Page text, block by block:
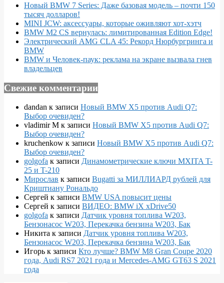
Новый BMW 7 Series: Даже базовая модель – почти 150
тысяч долларов!
MINI JCW: аксессуары, которые оживляют хот-хэтч
BMW M2 CS вернулась: лимитированная Edition Edge!
Электрический AMG CLA 45: Рекорд Нюрбургринга и
BMW
BMW и Человек-паук: реклама на экране вызвала гнев
владельцев
Свежие комментарии
dandan к записи Новый BMW X5 против Audi Q7:
Выбор очевиден?
vladimir M к записи Новый BMW X5 против Audi Q7:
Выбор очевиден?
kruchenkow к записи Новый BMW X5 против Audi Q7:
Выбор очевиден?
golgofa к записи Динамометрические ключи MXITA T-
25 и T-210
Мирослав к записи Bugatti за МИЛЛИАРД рублей для
Криштиану Рональдо
Сергей к записи BMW USA повысит цены
Сергей к записи ВИДЕО: BMW iX xDrive50
golgofa к записи Датчик уровня топлива W203,
Бензонасос W203, Перекачка бензина W203, Бак
Никита к записи Датчик уровня топлива W203,
Бензонасос W203, Перекачка бензина W203, Бак
Игорь к записи Кто лучше? BMW M8 Gran Coupe 2020
года, Audi RS7 2021 года и Mercedes-AMG GT63 S 2021
года